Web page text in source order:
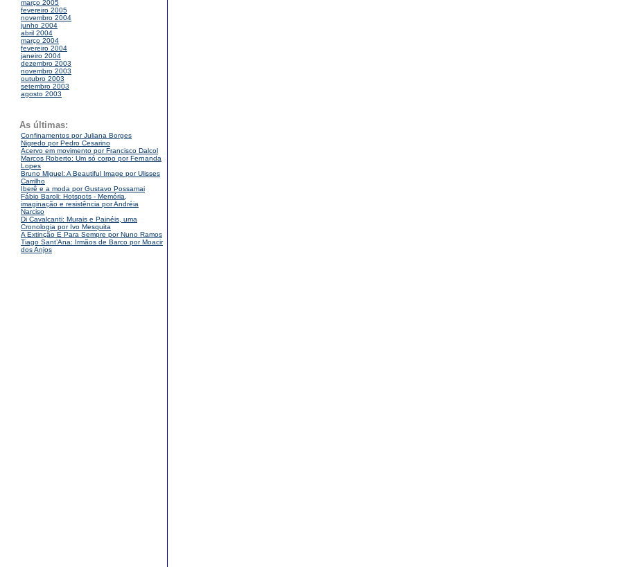
março 2005
fevereiro 2005
novembro 2004
junho 2004
abril 2004
março 2004
fevereiro 2004
janeiro 2004
dezembro 2003
novembro 2003
outubro 2003
setembro 2003
agosto 2003
As últimas:
Confinamentos por Juliana Borges
Nigredo por Pedro Cesarino
Acervo em movimento por Francisco Dalcol
Marcos Roberto: Um só corpo por Fernanda
Lopes
Bruno Miguel: A Beautiful Image por Ulisses
Carrilho
Iberê e a moda por Gustavo Possamai
Fábio Baroli: Hotspots - Memória,
imaginação e resistência por Andréia
Narciso
Di Cavalcanti: Murais e Painéis, uma
Cronologia por Ivo Mesquita
A Extinção É Para Sempre por Nuno Ramos
Tiago Sant’Ana: Irmãos de Barco por Moacir
dos Anjos